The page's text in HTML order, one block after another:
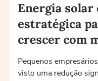
Energia solar
estratégica
crescer com
Pequenos
visto uma redução